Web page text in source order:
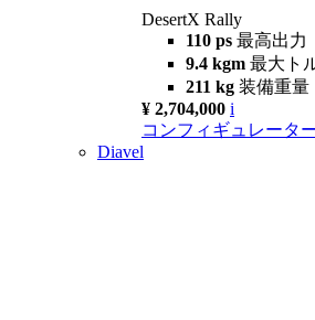
DesertX Rally
110 ps 最高出力
9.4 kgm 最大ト
211 kg 装備重量
¥ 2,704,000 i
コンフィギュレータ
Diavel